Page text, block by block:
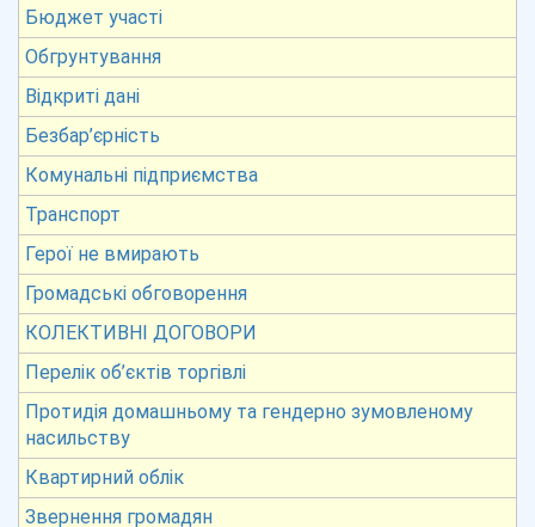
Бюджет участі
Обгрунтування
Відкриті дані
Безбар’єрність
Комунальні підприємства
Транспорт
Герої не вмирають
Громадські обговорення
КОЛЕКТИВНІ ДОГОВОРИ
Перелік об’єктів торгівлі
Протидія домашньому та гендерно зумовленому
насильству
Квартирний облік
Звернення громадян